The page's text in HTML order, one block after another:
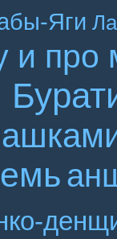
Яги
и про